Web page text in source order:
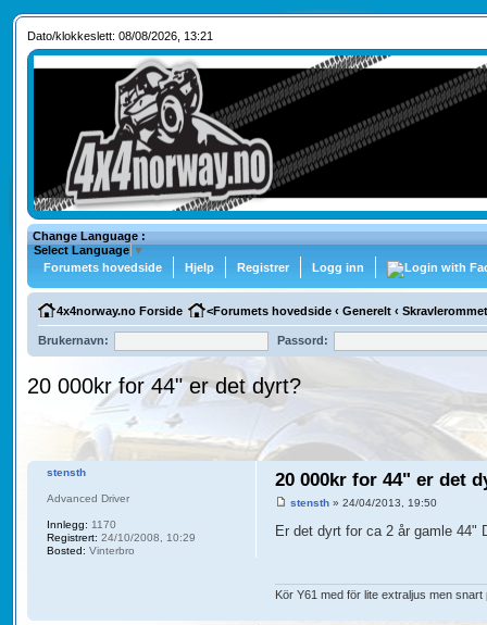
Dato/klokkeslett: 08/08/2026, 13:21
Change Language :
Select Language ▼
Forumets hovedside
Hjelp Registrer Logg inn
4x4norway.no Forside <Forumets hovedside ‹ Generelt ‹ Skravlerommet
Brukernavn: Passord:
20 000kr for 44" er det dyrt?
20 000kr for 44" er det
stensth » 24/04/2013, 19:50
Er det dyrt for ca 2 år gamle 44"
Kör Y61 med för lite extraljus men snart
stensth
Advanced Driver
Innlegg: 1170
Registrert: 24/10/2008, 10:29
Bosted: Vinterbro